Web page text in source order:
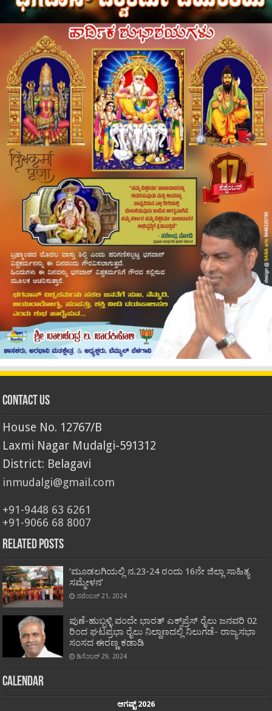
Contact Us
House No. 12767/B
Laxmi Nagar Mudalgi-591312
District: Belagavi
inmudalgi@gmail.com
+91-9448 63 6261
+91-9066 68 8007
Related Posts
‘ಮೂಡಲಗಿಯಲ್ಲಿ ನ.23-24 ರಂದು 16ನೇ ಜಿಲ್ಲಾ ಸಾಹಿತ್ಯ
ಸಮ್ಮೇಳನ’
ನವೆಂಬರ್ 21, 2024
ಪುಣೆ-ಹುಬ್ಬಳ್ಳಿ ವಂದೇ ಭಾರತ್‌ ಎಕ್ಸ್‌ಪ್ರೆಸ್‌ ರೈಲು ಜನವರಿ 02
ರಿಂದ ಘಟಪ್ರಭಾ ರೈಲು ನಿಲ್ದಾಣದಲ್ಲಿ ನಿಲುಗಡೆ- ರಾಜ್ಯಸಭಾ
ಸಂಸದ ಈರಣ್ಣ ಕಡಾಡಿ
ಡಿಸೆಂಬರ್ 29, 2024
Calendar
ಆಗಷ್ಟ್ 2026